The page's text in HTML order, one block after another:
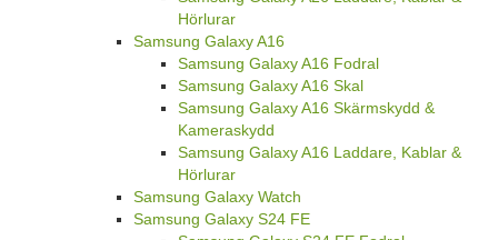
Samsung Galaxy A26 Skal
Samsung Galaxy A26 Skärmskydd &
Kameraskydd
Samsung Galaxy A26 Laddare, Kablar &
Hörlurar
Samsung Galaxy A16
Samsung Galaxy A16 Fodral
Samsung Galaxy A16 Skal
Samsung Galaxy A16 Skärmskydd &
Kameraskydd
Samsung Galaxy A16 Laddare, Kablar &